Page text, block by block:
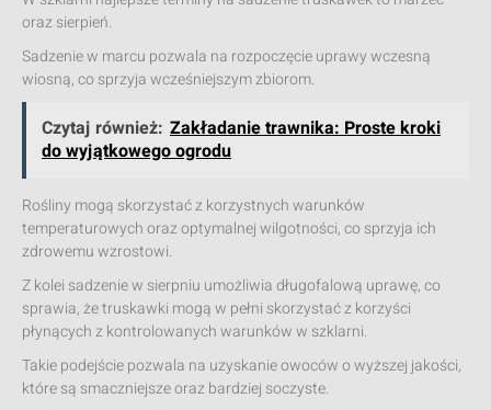
oraz sierpień.
Sadzenie w marcu pozwala na rozpoczęcie uprawy wczesną
wiosną, co sprzyja wcześniejszym zbiorom.
Czytaj również: Zakładanie trawnika: Proste kroki
do wyjątkowego ogrodu
Rośliny mogą skorzystać z korzystnych warunków
temperaturowych oraz optymalnej wilgotności, co sprzyja ich
zdrowemu wzrostowi.
Z kolei sadzenie w sierpniu umożliwia długofalową uprawę, co
sprawia, że truskawki mogą w pełni skorzystać z korzyści
płynących z kontrolowanych warunków w szklarni.
Takie podejście pozwala na uzyskanie owoców o wyższej jakości,
które są smaczniejsze oraz bardziej soczyste.